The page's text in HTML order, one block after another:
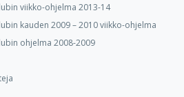
viikko-ohjelma 2013-14
kauden 2009 – 2010 viikko-ohjelma
ohjelma 2008-2009